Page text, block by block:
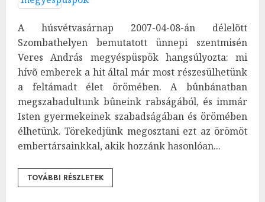
A húsvétvasárnap 2007-04-08-án délelõtt
Szombathelyen bemutatott ünnepi szentmisén
Veres András megyéspüspök hangsúlyozta: mi
hívõ emberek a hit által már most részesülhetünk
a feltámadt élet örömében. A bûnbánatban
megszabadultunk bûneink rabságából, és immár
Isten gyermekeinek szabadságában és örömében
élhetünk. Törekedjünk megosztani ezt az örömöt
embertársainkkal, akik hozzánk hasonlóan...
TOVÁBBI RÉSZLETEK